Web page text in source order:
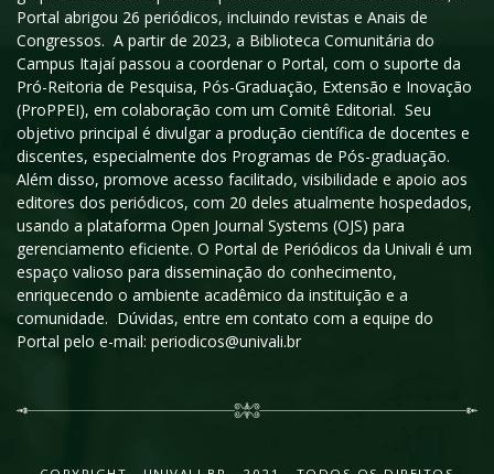
Portal abrigou 26 periódicos, incluindo revistas e Anais de
Congressos. A partir de 2023, a Biblioteca Comunitária do
Campus Itajaí passou a coordenar o Portal, com o suporte da
Pró-Reitoria de Pesquisa, Pós-Graduação, Extensão e Inovação
(ProPPEI), em colaboração com um Comitê Editorial. Seu
objetivo principal é divulgar a produção científica de docentes e
discentes, especialmente dos Programas de Pós-graduação.
Além disso, promove acesso facilitado, visibilidade e apoio aos
editores dos periódicos, com 20 deles atualmente hospedados,
usando a plataforma Open Journal Systems (OJS) para
gerenciamento eficiente. O Portal de Periódicos da Univali é um
espaço valioso para disseminação do conhecimento,
enriquecendo o ambiente acadêmico da instituição e a
comunidade. Dúvidas, entre em contato com a equipe do
Portal pelo e-mail: periodicos@univali.br